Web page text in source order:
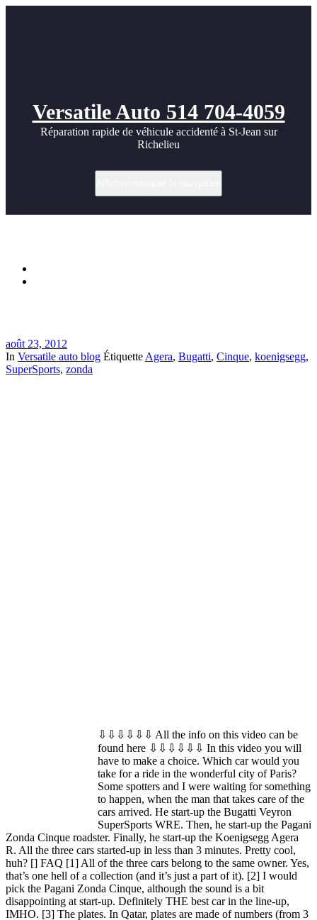
Versatile Auto 514 704-4059
Réparation rapide de véhicule accidenté à St-Jean sur
Richelieu
août 23, 2012
In Versatile auto blog Étiquette Agera, Bugatti, Cinque, koenigsegg,
SuperSports, zonda
⇩⇩⇩⇩⇩⇩ All the info on this video can be
found here ⇩⇩⇩⇩⇩⇩ In this video you will
have to make a choice. Which car would you
take for a ride in the wonderful city of Paris?
Some spotters and I were waiting for something
to happen, when the man that takes care of the
cars arrived. He start-up the Bugatti Veyron
SuperSports WRE. Then, he start-up the Pagani
Zonda Cinque roadster. Finally, he start-up the Koenigsegg Agera
R. All the three cars started-up in less than 3 minutes. Pretty cool,
huh? [] FAQ [1] All of the three cars belong to the same owner. Yes,
that’s one hell of a collection (and it’s just a part of it). [2] I would
pick the Pagani Zonda Cinque, although the sound is a bit
disappointing at start-up. Definitely THE best car in the line-up,
IMHO. [3] The plates. In Qatar, plates are made of numbers (from 3